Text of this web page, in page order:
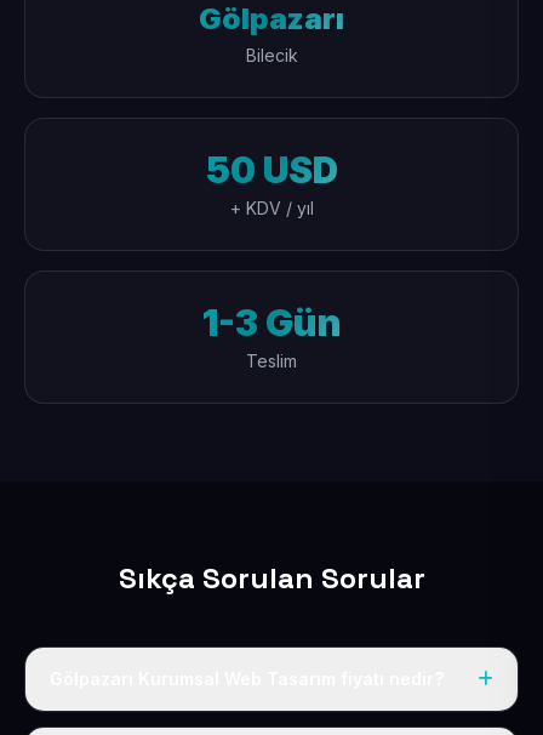
Gölpazarı
Bilecik
50 USD
+ KDV / yıl
1-3 Gün
Teslim
Sıkça Sorulan Sorular
Tek fiyat uygulanır: yıllık 50 USD + KDV. Bu bedele alan